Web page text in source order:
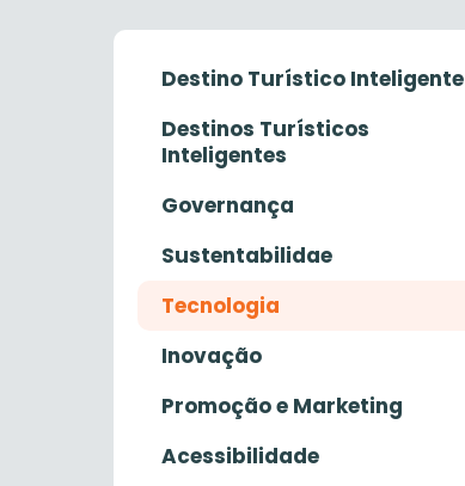
Destino Turístico Inteligente
Destinos Turísticos
Inteligentes
Governança
Sustentabilidae
Tecnologia
Inovação
Promoção e Marketing
Acessibilidade